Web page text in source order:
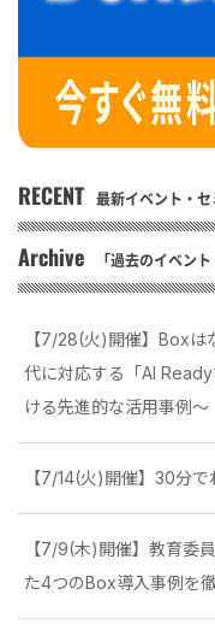
RECENT 最新イベント・セ
Archive 「過去のイベント
【7/28(火)開催】Boxは
代に対応する「AI
ける先進的な活用事例〜
【7/14(火)開催】30分
【7/9(木)開催】教育委
た4つのBox導入事例を